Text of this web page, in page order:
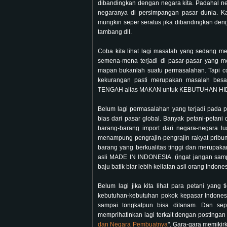
dibandingkan dengan negara kita. Padahal
negaranya di persimpangan pasar dunia.
mungkin seper seratus jika dibandingkan
tambang dll.
Coba kita lihat lagi masalah yang sedang
semena-mena terjadi di pasar-pasar yang
mapan bukanlah suatu permasalahan. Tapi
kekurangan pasti merupakan masalah
TENGAH alias MAKAN untuk KEBUTUHAN
Belum lagi permasalahan yang terjadi pada
bias dari pasar global. Banyak petani-
barang-barang import dari negara-negara
menampung pengrajin-pengrajin rakyat
barang yang berkualitas tinggi dan
asli MADE IN INDONESIA. (ingat jangan
baju batik biar lebih keliatan asli orang
Belum lagi jika kita lihat para petani yang
kebutuhan-kebutuhan pokok kepasar
sampai tongkatpun bisa ditanam. Dan
memprihatinkan lagi terkait dengan
dan Negara Pembuatnya". Gara-gara